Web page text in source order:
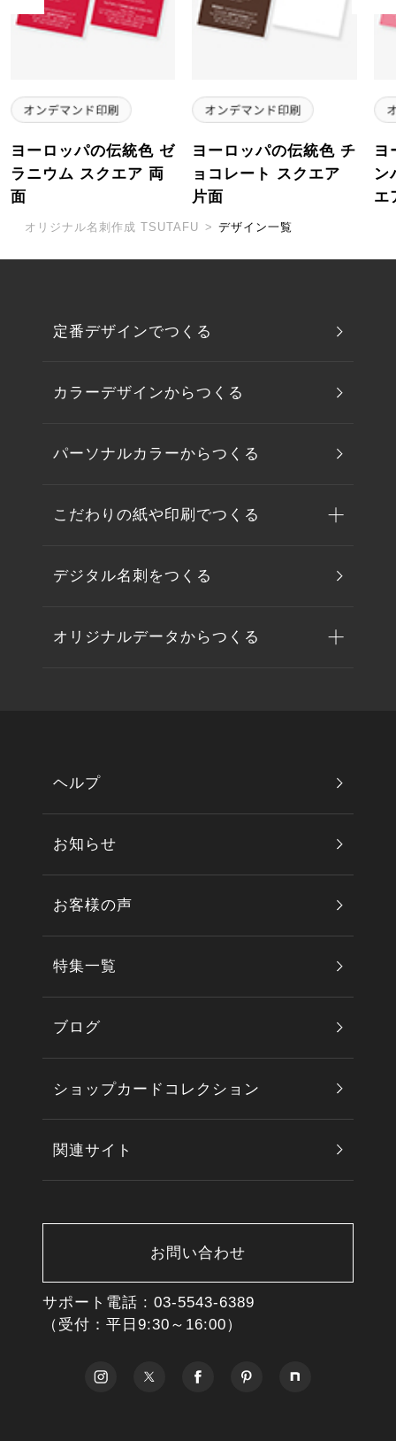
ヨーロッパの伝統色 ゼ
ラニウム スクエア 両
面
ヨーロッパの伝統色 チ
ョコレート スクエア
片面
ヨ
ン
エ
オリジナル名刺作成 TSUTAFU > デザイン一覧
定番デザインでつくる
カラーデザインからつくる
パーソナルカラーからつくる
こだわりの紙や印刷でつくる
デジタル名刺をつくる
オリジナルデータからつくる
ヘルプ
お知らせ
お客様の声
特集一覧
ブログ
ショップカードコレクション
関連サイト
お問い合わせ
サポート電話 : 03-5543-6389
（受付：平日9:30～16:00）